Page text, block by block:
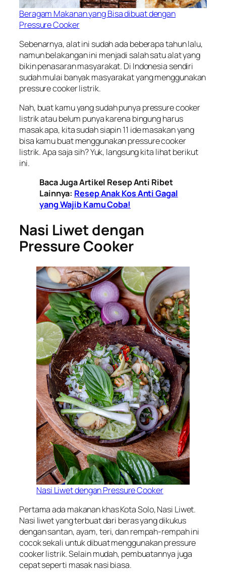
Beragam Makanan yang Bisa dibuat dengan
Pressure Cooker
Sebenarnya, alat ini sudah ada beberapa tahun lalu,
namun belakangan ini menjadi salah satu alat yang
bikin penasaran masyarakat. Di Indonesia sendiri
sudah mulai banyak masyarakat yang menggunakan
pressure cooker listrik.
Nah, buat kamu yang sudah punya pressure cooker
listrik atau belum punya karena bingung harus
masak apa, kita sudah siapin 11 ide masakan yang
bisa kamu buat menggunakan pressure cooker
listrik. Apa saja sih? Yuk, langsung kita lihat berikut
ini.
Baca Juga Artikel Resep Anti Ribet
Lainnya: Resep Anak Kos Anti Gagal
yang Wajib Kamu Coba!
Nasi Liwet dengan
Pressure Cooker
Nasi Liwet dengan Pressure Cooker
Pertama ada makanan khas Kota Solo, Nasi Liwet.
Nasi liwet yang terbuat dari beras yang dikukus
dengan santan, ayam, teri, dan rempah-rempah ini
cocok sekali untuk dibuat menggunakan pressure
cooker listrik. Selain mudah, pembuatannya juga
cepat seperti masak nasi biasa.